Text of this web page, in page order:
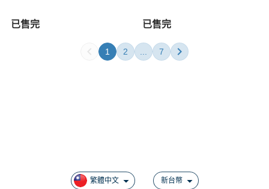
已售完 已售完
1 2 7
繁體中文 新台幣